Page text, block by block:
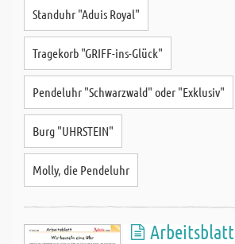
Standuhr "Aduis Royal"
Tragekorb "GRIFF-ins-Glück"
Pendeluhr "Schwarzwald" oder "Exklusiv"
Burg "UHRSTEIN"
Molly, die Pendeluhr
Arbeitsblatt